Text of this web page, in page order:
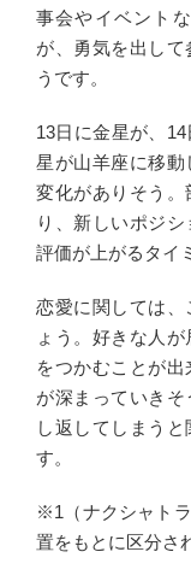
事会やイベント
が、勇気を出し
うです。
13日に金星が、
星が山羊座に移
変化がありそう
り、新しいポジシ
評価が上がるタイ
恋愛に関しては
ょう。好きな人
をつかむことが
が深まっていき
し返してしまう
す。
※1（ナクシャト
置をもとに区分さ